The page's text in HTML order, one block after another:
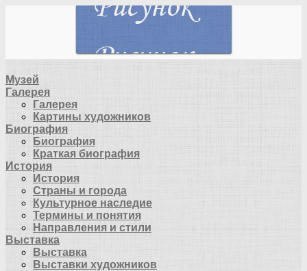
Музей
Галерея
Галерея
Картины художников
Биография
Биография
Краткая биография
История
История
Страны и города
Культурное наследие
Термины и понятия
Направления и стили
Выставка
Выставка
Выставки художников